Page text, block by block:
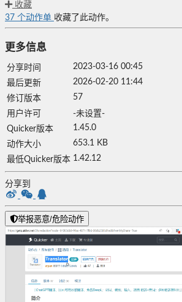
收藏
37 个动作单 收藏了此动作。
更多信息
分享时间
2023-03-16 00:45
最后更新
2026-02-20 11:44
修订版本
57
用户许可
-未设置-
Quicker版本
1.45.0
动作大小
653.1 KB
最低Quicker版本 1.42.12
分享到
举报恶意/危险动作